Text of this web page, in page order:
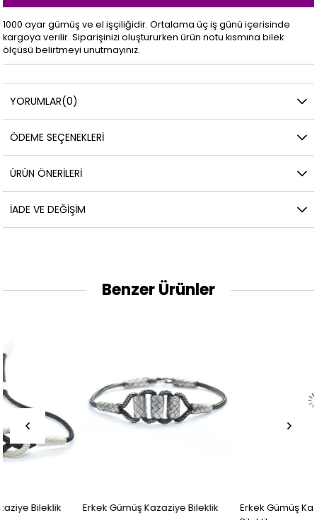
1000 ayar gümüş ve el işçiliğidir. Ortalama üç iş günü içerisinde
kargoya verilir. Siparişinizi oluştururken ürün notu kısmına bilek
ölçüsü belirtmeyi unutmayınız.
YORUMLAR(0)
ÖDEME SEÇENEKLERI
ÜRÜN ÖNERILERI
İADE VE DEĞIŞIM
Benzer Ürünler
Erkek Gümüş Kazaziye Bileklik
Erkek Gümüş Kazaziye Tasarım